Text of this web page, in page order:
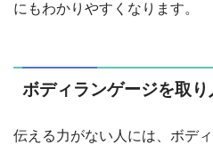
にもわかりやすくなります。
ボディランゲージを取り
伝える力がない人には、ボデ